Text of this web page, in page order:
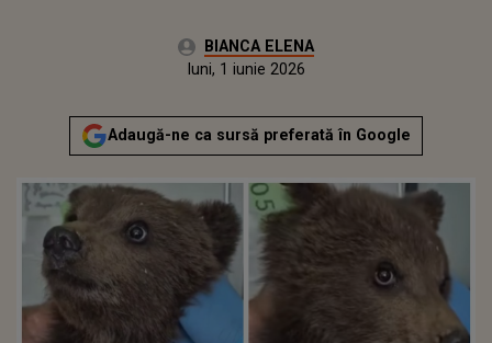
Autor:BIANCA ELENA
Publicat:
luni, 1 iunie 2026
Adaugă-ne ca sursă preferată în Google